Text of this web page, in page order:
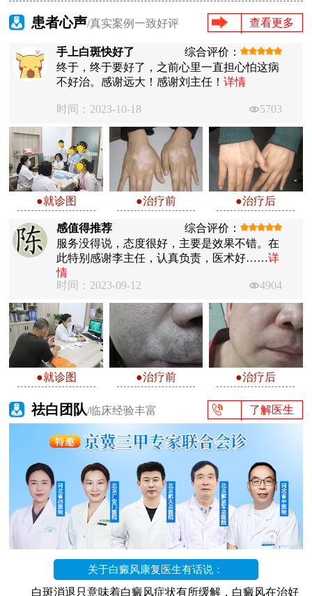
患者心声/真实案例一致好评 查看更多
手上白斑快好了
综合评价：
终于，终于要好了，之前心里一直担心怕这病
不好治。感谢远大！感谢刘主任！详情
时间：2023-10-18 5703
●就诊图 ●治疗前 ●治疗后
感值得推荐
综合评价：
服务没得说，态度很好，主要是效果不错。在
此特别感谢李主任，认真负责，医术好……详
情
时间：2023-09-12
4904
●就诊图 ●治疗前 ●治疗后
祛白团队/临床经验丰富 了解医生
关于白癜风康复医生有话说：
白斑消退只意味着白癜风症状有所缓解，白癜风在治好